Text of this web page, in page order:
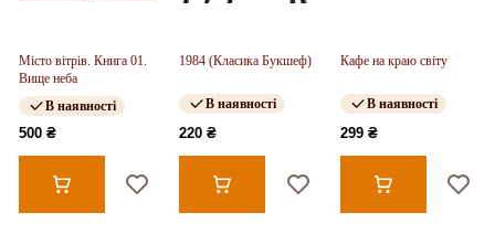
Місто вітрів. Книга 01.
Вище неба
В наявності
500 ₴
1984 (Класика Букшеф)
В наявності
220 ₴
Кафе на краю світу
В наявності
299 ₴